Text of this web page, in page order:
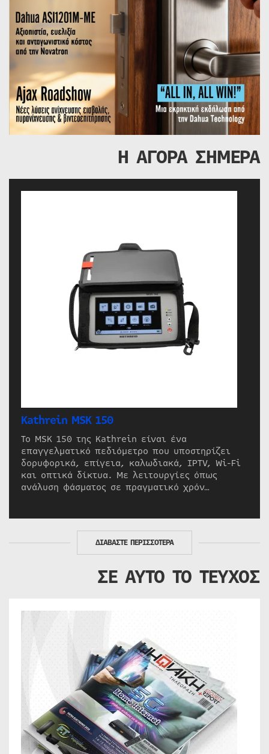
Η ΑΓΟΡΑ ΣΗΜΕΡΑ
Kathrein MSK 150
Το MSK 150 της Kathrein είναι ένα
επαγγελματικό πεδιόμετρο που υποστηρίζει
δορυφορικά, επίγεια, καλωδιακά, IPTV, Wi-Fi
και οπτικά δίκτυα. Με λειτουργίες όπως
ανάλυση φάσματος σε πραγματικό χρόν…
ΔΙΑΒΑΣΤΕ ΠΕΡΙΣΣΟΤΕΡΑ
ΣΕ ΑΥΤΟ ΤΟ ΤΕΥΧΟΣ